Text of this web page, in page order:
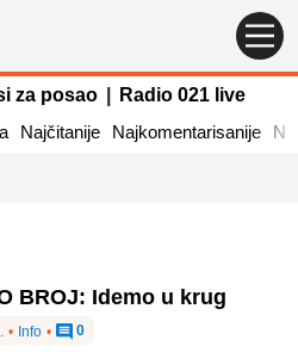
za posao
Radio 021 live
Najčitanije Najkomentarisanije
BROJ: Idemo u krug
• Info • 0